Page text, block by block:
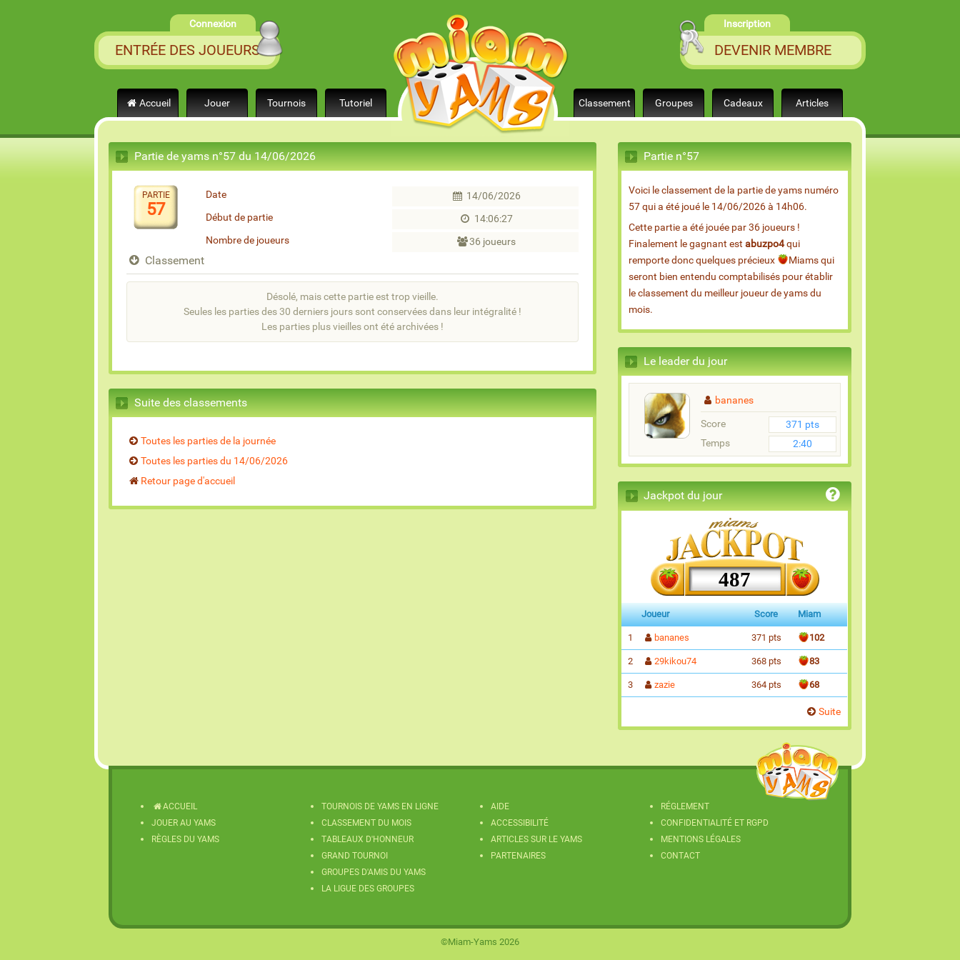
Connexion
ENTRÉE DES JOUEURS
Inscription
DEVENIR MEMBRE
Accueil Jouer Tournois Tutoriel Classement Groupes Cadeaux Articles
Partie de yams n°57 du 14/06/2026
PARTIE
57
Date
14/06/2026
Début de partie
14:06:27
Nombre de joueurs
36 joueurs
Classement
Désolé, mais cette partie est trop vieille.
Seules les parties des 30 derniers jours sont conservées dans leur intégralité !
Les parties plus vieilles ont été archivées !
Suite des classements
Toutes les parties de la journée
Toutes les parties du 14/06/2026
Retour page d'accueil
Partie n°57
Voici le classement de la partie de yams numéro
57 qui a été joué le 14/06/2026 à 14h06.
Cette partie a été jouée par 36 joueurs !
Finalement le gagnant estabuzpo4qui
remporte donc quelques précieux
Miams qui
seront bien entendu comptabilisés pour établir
le classement du meilleur joueur de yams du
mois.
Le leader du jour
bananes
Score
371 pts
Temps
2:40
Jackpot du jour
487
Joueur Score Miam
1 bananes 371 pts 102
2 29kikou74 368 pts 83
3 zazie 364 pts 68
Suite
ACCUEIL
JOUER AU YAMS
RÈGLES DU YAMS
TOURNOIS DE YAMS EN LIGNE
CLASSEMENT DU MOIS
TABLEAUX D'HONNEUR
GRAND TOURNOI
GROUPES D'AMIS DU YAMS
LA LIGUE DES GROUPES
AIDE
ACCESSIBILITÉ
ARTICLES SUR LE YAMS
PARTENAIRES
RÉGLEMENT
CONFIDENTIALITÉ ET RGPD
MENTIONS LÉGALES
CONTACT
©Miam-Yams 2026